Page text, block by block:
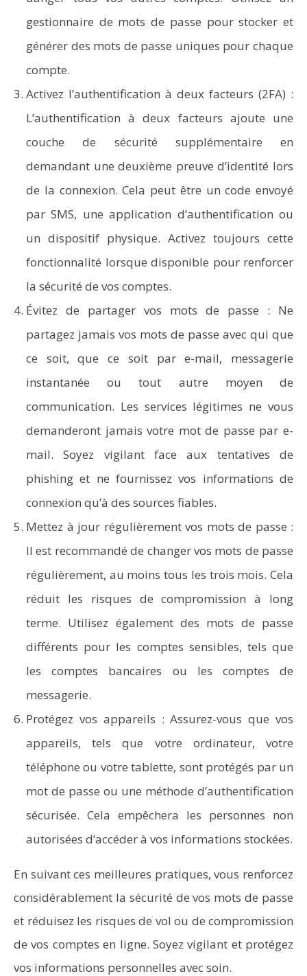
gestionnaire de mots de passe pour stocker et
générer des mots de passe uniques pour chaque
compte.
Activez l’authentification à deux facteurs (2FA) :
L’authentification à deux facteurs ajoute une
couche de sécurité supplémentaire en
demandant une deuxième preuve d’identité lors
de la connexion. Cela peut être un code envoyé
par SMS, une application d’authentification ou
un dispositif physique. Activez toujours cette
fonctionnalité lorsque disponible pour renforcer
la sécurité de vos comptes.
Évitez de partager vos mots de passe : Ne
partagez jamais vos mots de passe avec qui que
ce soit, que ce soit par e-mail, messagerie
instantanée ou tout autre moyen de
communication. Les services légitimes ne vous
demanderont jamais votre mot de passe par e-
mail. Soyez vigilant face aux tentatives de
phishing et ne fournissez vos informations de
connexion qu’à des sources fiables.
Mettez à jour régulièrement vos mots de passe :
Il est recommandé de changer vos mots de passe
régulièrement, au moins tous les trois mois. Cela
réduit les risques de compromission à long
terme. Utilisez également des mots de passe
différents pour les comptes sensibles, tels que
les comptes bancaires ou les comptes de
messagerie.
Protégez vos appareils : Assurez-vous que vos
appareils, tels que votre ordinateur, votre
téléphone ou votre tablette, sont protégés par un
mot de passe ou une méthode d’authentification
sécurisée. Cela empêchera les personnes non
autorisées d’accéder à vos informations stockées.
En suivant ces meilleures pratiques, vous renforcez
considérablement la sécurité de vos mots de passe
et réduisez les risques de vol ou de compromission
de vos comptes en ligne. Soyez vigilant et protégez
vos informations personnelles avec soin.